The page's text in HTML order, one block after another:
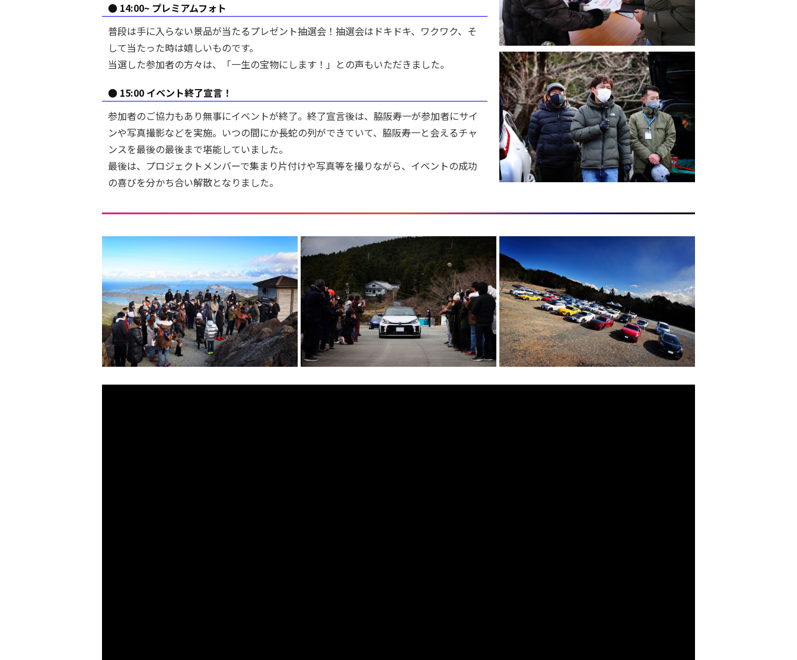
● 14:00~ プレミアムフォト
普段は手に入らない景品が当たるプレゼント抽選会！抽選会はドキドキ、ワクワク、そ
して当たった時は嬉しいものです。
当選した参加者の方々は、「一生の宝物にします！」との声もいただきました。
● 15:00 イベント終了宣言！
参加者のご協力もあり無事にイベントが終了。終了宣言後は、脇阪寿一が参加者にサイ
ンや写真撮影などを実施。いつの間にか長蛇の列ができていて、脇阪寿一と会えるチャ
ンスを最後の最後まで堪能していました。
最後は、プロジェクトメンバーで集まり片付けや写真等を撮りながら、イベントの成功
の喜びを分かち合い解散となりました。